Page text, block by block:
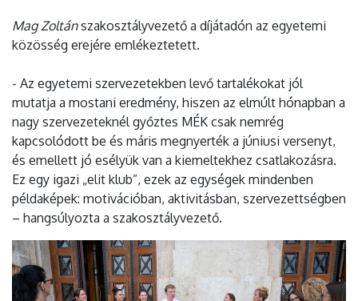
Mag Zoltánszakosztályvezető a díjátadón az egyetemi
közösség erejére emlékeztetett.
- Az egyetemi szervezetekben levő tartalékokat jól
mutatja a mostani eredmény, hiszen az elmúlt hónapban a
nagy szervezeteknél győztes MÉK csak nemrég
kapcsolódott be és máris megnyerték a júniusi versenyt,
és emellett jó esélyük van a kiemeltekhez csatlakozásra.
Ez egy igazi „elit klub”, ezek az egységek mindenben
példaképek: motivációban, aktivitásban, szervezettségben
– hangsúlyozta a szakosztályvezető.